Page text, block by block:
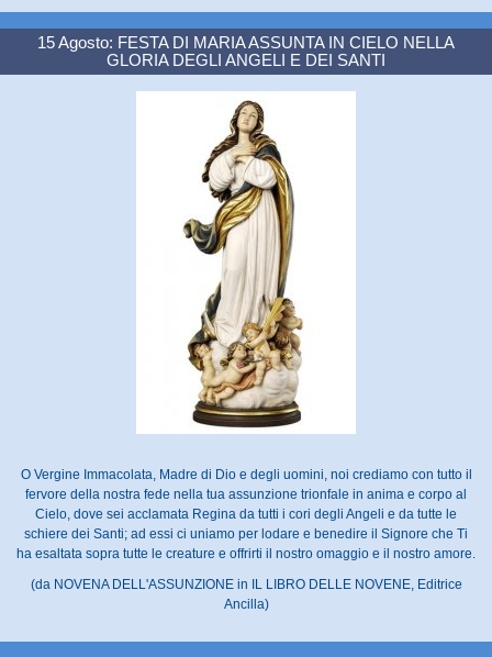
15 Agosto: FESTA DI MARIA ASSUNTA IN CIELO NELLA
GLORIA DEGLI ANGELI E DEI SANTI
O Vergine Immacolata, Madre di Dio e degli uomini, noi crediamo con tutto il
fervore della nostra fede nella tua assunzione trionfale in anima e corpo al
Cielo, dove sei acclamata Regina da tutti i cori degli Angeli e da tutte le
schiere dei Santi; ad essi ci uniamo per lodare e benedire il Signore che Ti
ha esaltata sopra tutte le creature e offrirti il nostro omaggio e il nostro amore.
(da NOVENA DELL'ASSUNZIONE in IL LIBRO DELLE NOVENE, Editrice
Ancilla)